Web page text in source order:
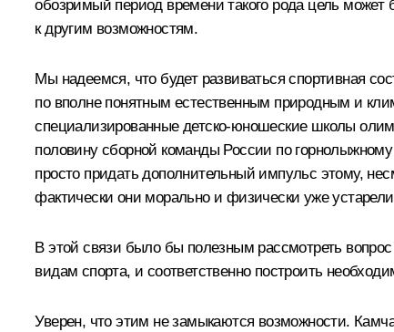
обозримый период времени такого рода цель может
к другим возможностям.
Мы надеемся, что будет развиваться спортивная
по вполне понятным естественным природным и
специализированные детско-юношеские школы
половину сборной команды России по горнолыжному
просто придать дополнительный импульс этому,
фактически они морально и физически уже
В этой связи было бы полезным рассмотреть
видам спорта, и соответственно построить
Уверен, что этим не замыкаются возможности.